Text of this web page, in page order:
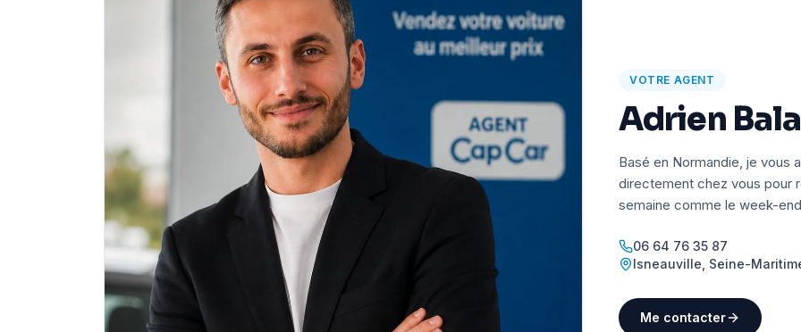
VOTRE AGENT
Adrien
Basé en Normandie, je vous
directement chez vous pour
semaine comme le week-
06 64 76 35 87
Isneauville Seine-
Me contacter